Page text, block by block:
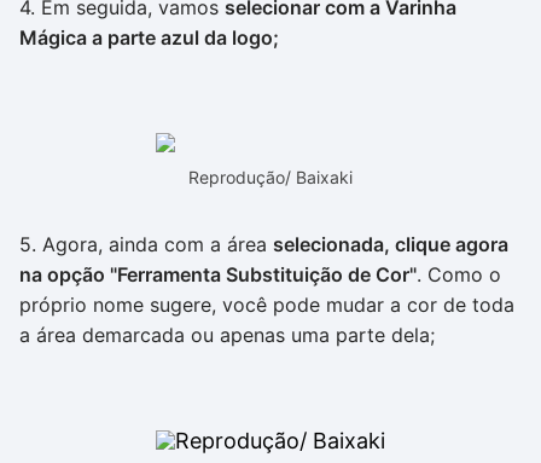
4. Em seguida, vamos selecionar com a Varinha
Mágica a parte azul da logo;
Reprodução/ Baixaki
5. Agora, ainda com a área selecionada, clique agora
na opção "Ferramenta Substituição de Cor". Como o
próprio nome sugere, você pode mudar a cor de toda
a área demarcada ou apenas uma parte dela;